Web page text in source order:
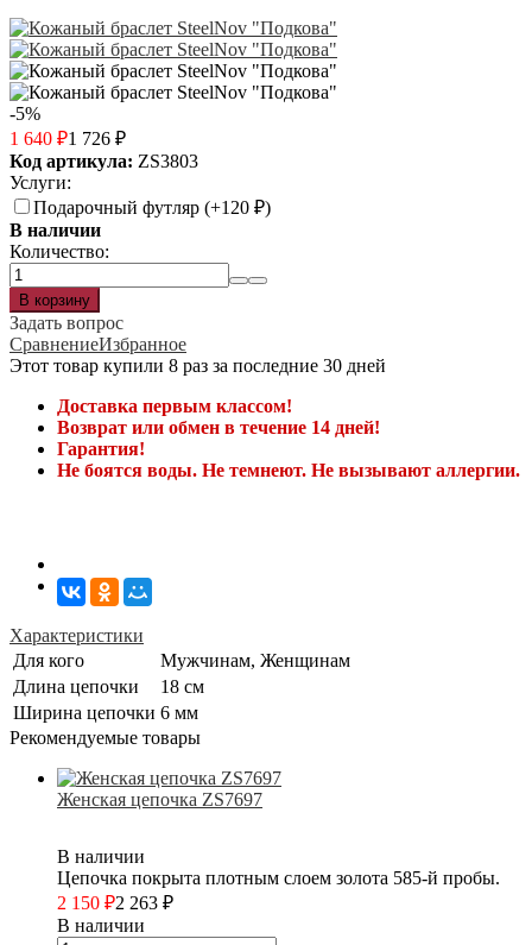
-5%
1 640 ₽1 726 ₽
Код артикула: ZS3803
Услуги:
Подарочный футляр (+120 ₽)
В наличии
Количество:
Задать вопрос
СравнениеИзбранное
Этот товар купили 8 раз за последние 30 дней
Доставка первым классом!
Возврат или обмен в течение 14 дней!
Гарантия!
Не боятся воды. Не темнеют. Не вызывают аллергии.
Характеристики
Для кого
Мужчинам, Женщинам
Длина цепочки
18 см
Ширина цепочки 6 мм
Рекомендуемые товары
Женская цепочка ZS7697
В наличии
Цепочка покрыта плотным слоем золота 585-й пробы.
2 150 ₽2 263 ₽
В наличии